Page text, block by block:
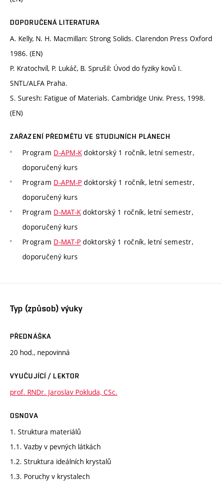
DOPORUČENÁ LITERATURA
A. Kelly, N. H. Macmillan: Strong Solids. Clarendon Press Oxford
1986. (EN)
P. Kratochvíl, P. Lukáč, B. Sprušil: Úvod do fyziky kovů I.
SNTL/ALFA Praha.
S. Suresh: Fatigue of Materials. Cambridge Univ. Press, 1998.
(EN)
ZAŘAZENÍ PŘEDMĚTU VE STUDIJNÍCH PLÁNECH
Program D-APM-Kdoktorský 1 ročník, letní semestr,
doporučený kurs
Program D-APM-P doktorský 1 ročník, letní semestr,
doporučený kurs
Program D-MAT-Kdoktorský 1 ročník, letní semestr,
doporučený kurs
Program D-MAT-P doktorský 1 ročník, letní semestr,
doporučený kurs
Typ (způsob) výuky
PŘEDNÁŠKA
20 hod., nepovinná
VYUČUJÍCÍ / LEKTOR
prof. RNDr. Jaroslav Pokluda, CSc.
OSNOVA
1. Struktura materiálů
1.1. Vazby v pevných látkách
1.2. Struktura ideálních krystalů
1.3. Poruchy v krystalech